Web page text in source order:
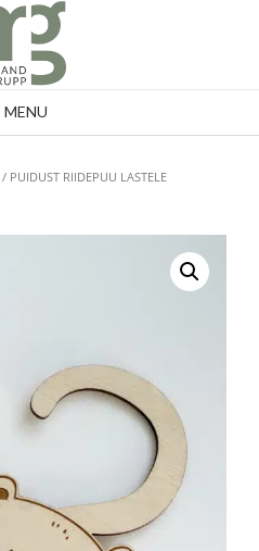
MENU
/ PUIDUST RIIDEPUU LASTELE